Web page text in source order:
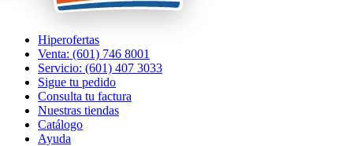
Hiperofertas
Venta: (601) 746 8001
Servicio: (601) 407 3033
Sigue tu pedido
Consulta tu factura
Nuestras tiendas
Catálogo
Ayuda